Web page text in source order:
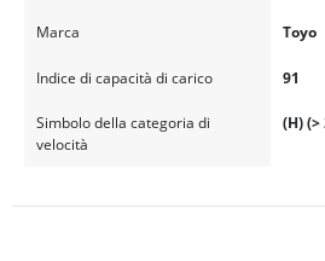
Marca Toyo
Indice di capacità di carico 91
Simbolo della categoria di
velocità
(H)